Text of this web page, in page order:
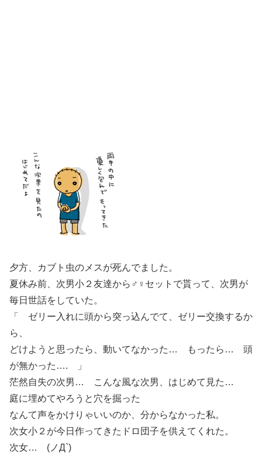
夕方、カブト虫のメスが死んでました。
夏休み前、次男小２友達から♂♀セットで貰って、次男が
毎日世話をしていた。
「 ゼリー入れに頭から突っ込んでて、ゼリー交換するか
ら、
どけようと思ったら、動いてなかった… もったら… 頭
が無かった…. 」
茫然自失の次男… こんな風な次男、はじめて見た…
庭に埋めてやろうと穴を掘った
なんて声をかけりゃいいのか、分からなかった私。
次女小２が今日作ってきたドロ団子を供えてくれた。
次女… (ノД`)